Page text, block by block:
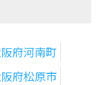
府河南町
府松原市